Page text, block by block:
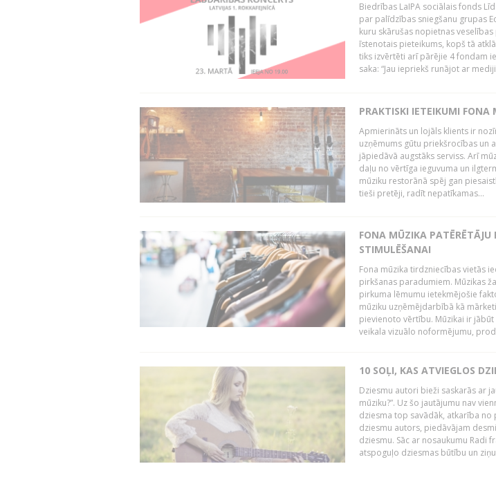
Biedrības LaIPA sociālais fonds
par palīdzības sniegšanu grupas
kuru skārušas nopietnas
īstenotais pieteikums, kopš tā
tiks izvērtēti arī pārējie 4 fondam
saka: “Jau iepriekš runājot ar
PRAKTISKI IETEIKUMI FONA
Apmierināts un lojāls klients ir
uzņēmums gūtu priekšrocības un
jāpiedāvā augstāks serviss. Arī
daļu no vērtīga ieguvuma un
mūziku restorānā spēj gan
tieši pretēji, radīt nepatīkamas...
FONA MŪZIKA
STIMULĒŠANAI
Fona mūzika tirdzniecības vietās
pirkšanas paradumiem. Mūzikas
pirkuma lēmumu ietekmējošie
mūziku uzņēmējdarbībā kā
pievienoto vērtību. Mūzikai ir
veikala vizuālo noformējumu,
10 SOĻI, KAS ATVIEGLOS
Dziesmu autori bieži saskarās ar
mūziku?”. Uz šo jautājumu nav
dziesma top savādāk, atkarība
dziesmu autors, piedāvājam
dziesmu. Sāc ar nosaukumu Radi
atspoguļo dziesmas būtību un